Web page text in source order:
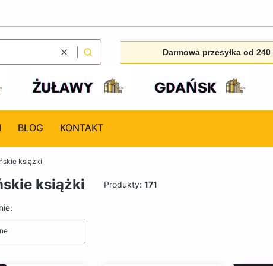
WyczyśćSzukaj Darmowa przesyłka od 240
BLOG KONTAKT
książki
książki Produkty: 171